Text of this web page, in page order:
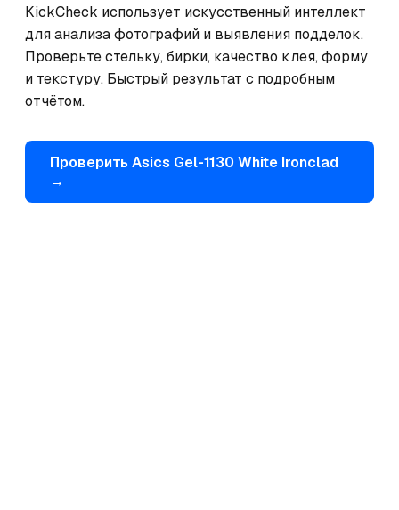
KickCheck использует искусственный интеллект
для анализа фотографий и выявления подделок.
Проверьте стельку, бирки, качество клея, форму
и текстуру. Быстрый результат с подробным
отчётом.
Проверить Asics Gel-1130 White Ironclad
→